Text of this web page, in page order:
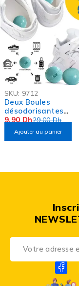
OFFRE FLASH
SKU: 9712
Deux Boules
désodorisantes
éliminateur
29,00Dh
9,90Dh
Ajouter au panier